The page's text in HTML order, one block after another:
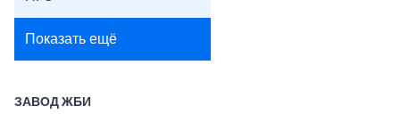
Показать ещё
ЗАВОД ЖБИ